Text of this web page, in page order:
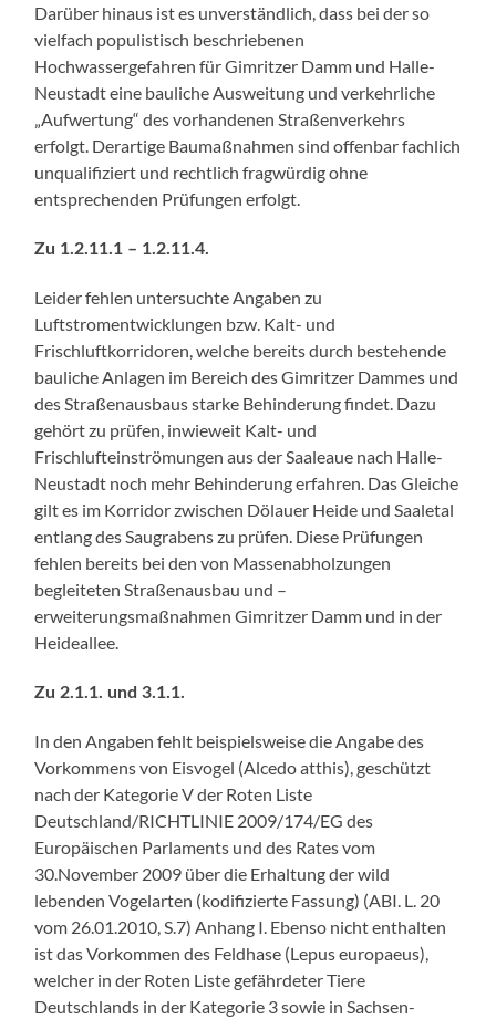
Darüber hinaus ist es unverständlich, dass bei der so
vielfach populistisch beschriebenen
Hochwassergefahren für Gimritzer Damm und Halle-
Neustadt eine bauliche Ausweitung und verkehrliche
„Aufwertung“ des vorhandenen Straßenverkehrs
erfolgt. Derartige Baumaßnahmen sind offenbar fachlich
unqualifiziert und rechtlich fragwürdig ohne
entsprechenden Prüfungen erfolgt.
Zu 1.2.11.1 – 1.2.11.4.
Leider fehlen untersuchte Angaben zu
Luftstromentwicklungen bzw. Kalt- und
Frischluftkorridoren, welche bereits durch bestehende
bauliche Anlagen im Bereich des Gimritzer Dammes und
des Straßenausbaus starke Behinderung findet. Dazu
gehört zu prüfen, inwieweit Kalt- und
Frischlufteinströmungen aus der Saaleaue nach Halle-
Neustadt noch mehr Behinderung erfahren. Das Gleiche
gilt es im Korridor zwischen Dölauer Heide und Saaletal
entlang des Saugrabens zu prüfen. Diese Prüfungen
fehlen bereits bei den von Massenabholzungen
begleiteten Straßenausbau und –
erweiterungsmaßnahmen Gimritzer Damm und in der
Heideallee.
Zu 2.1.1. und 3.1.1.
In den Angaben fehlt beispielsweise die Angabe des
Vorkommens von Eisvogel (Alcedo atthis), geschützt
nach der Kategorie V der Roten Liste
Deutschland/RICHTLINIE 2009/174/EG des
Europäischen Parlaments und des Rates vom
30.November 2009 über die Erhaltung der wild
lebenden Vogelarten (kodifizierte Fassung) (ABI. L. 20
vom 26.01.2010, S.7) Anhang I. Ebenso nicht enthalten
ist das Vorkommen des Feldhase (Lepus europaeus),
welcher in der Roten Liste gefährdeter Tiere
Deutschlands in der Kategorie 3 sowie in Sachsen-